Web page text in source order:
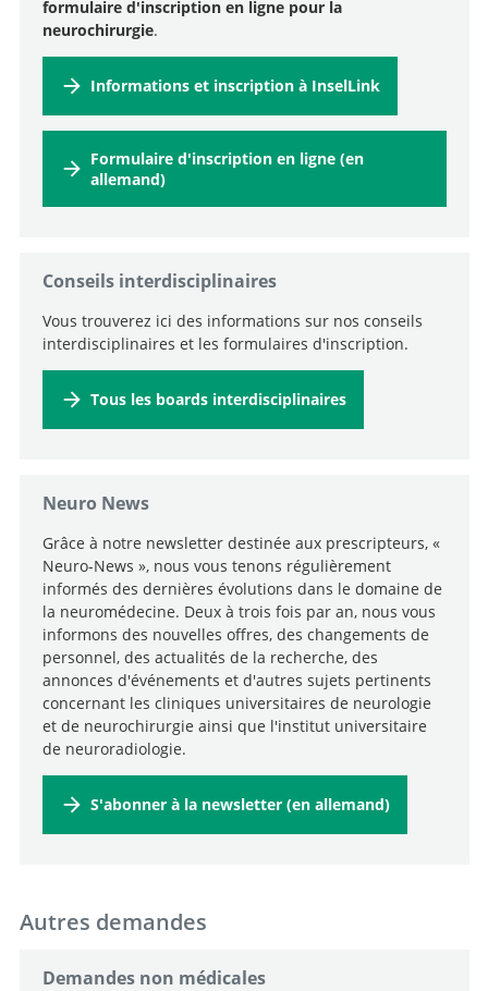
formulaire d'inscription en ligne pour la
neurochirurgie.
Informations et inscription à InselLink
Formulaire d'inscription en ligne (en
allemand)
Conseils interdisciplinaires
Vous trouverez ici des informations sur nos conseils
interdisciplinaires et les formulaires d'inscription.
Tous les boards interdisciplinaires
Neuro News
Grâce à notre newsletter destinée aux prescripteurs, «
Neuro-News », nous vous tenons régulièrement
informés des dernières évolutions dans le domaine de
la neuromédecine. Deux à trois fois par an, nous vous
informons des nouvelles offres, des changements de
personnel, des actualités de la recherche, des
annonces d'événements et d'autres sujets pertinents
concernant les cliniques universitaires de neurologie
et de neurochirurgie ainsi que l'institut universitaire
de neuroradiologie.
S'abonner à la newsletter (en allemand)
Autres demandes
Demandes non médicales